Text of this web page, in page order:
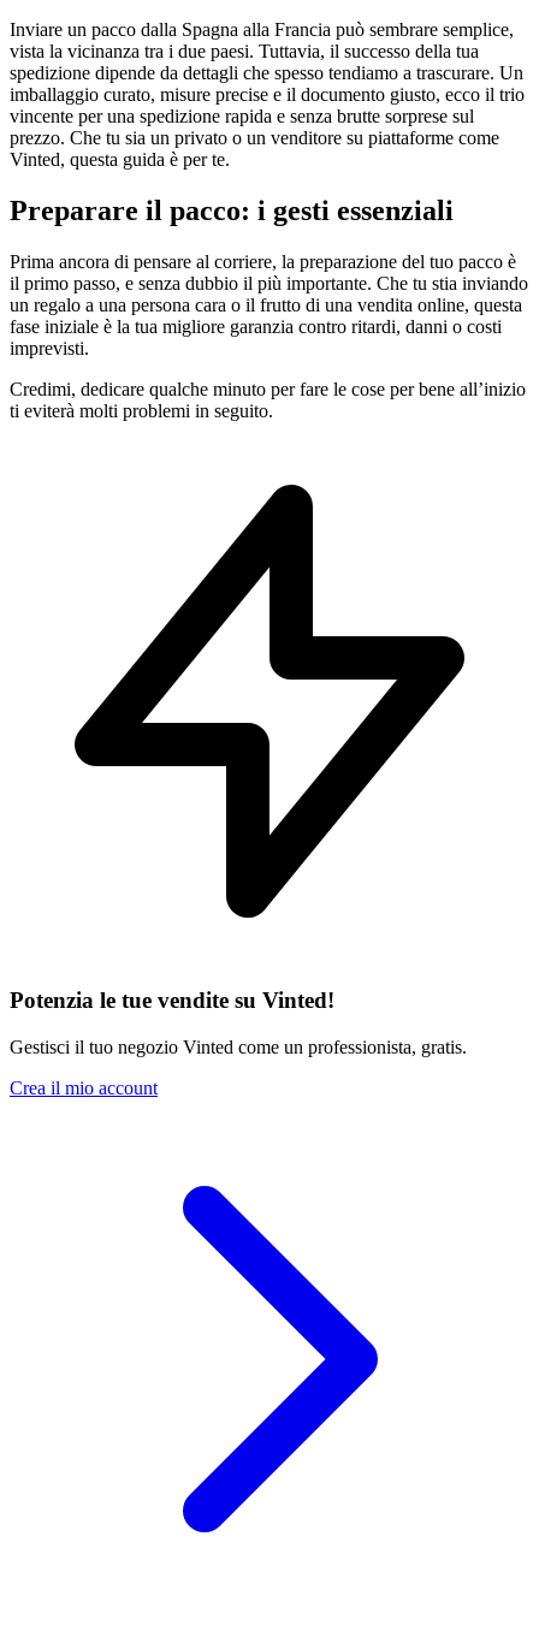
Inviare un pacco dalla Spagna alla Francia può sembrare semplice,
vista la vicinanza tra i due paesi. Tuttavia, il successo della tua
spedizione dipende da dettagli che spesso tendiamo a trascurare. Un
imballaggio curato, misure precise e il documento giusto, ecco il trio
vincente per una spedizione rapida e senza brutte sorprese sul
prezzo. Che tu sia un privato o un venditore su piattaforme come
Vinted, questa guida è per te.
Preparare il pacco: i gesti essenziali
Prima ancora di pensare al corriere, la preparazione del tuo pacco è
il primo passo, e senza dubbio il più importante. Che tu stia inviando
un regalo a una persona cara o il frutto di una vendita online, questa
fase iniziale è la tua migliore garanzia contro ritardi, danni o costi
imprevisti.
Credimi, dedicare qualche minuto per fare le cose per bene all’inizio
ti eviterà molti problemi in seguito.
Potenzia le tue vendite su Vinted!
Gestisci il tuo negozio Vinted come un professionista, gratis.
Crea il mio account